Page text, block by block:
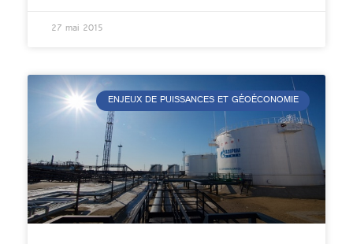
27 mai 2015
ENJEUX DE PUISSANCES ET GÉOÉCONOMIE